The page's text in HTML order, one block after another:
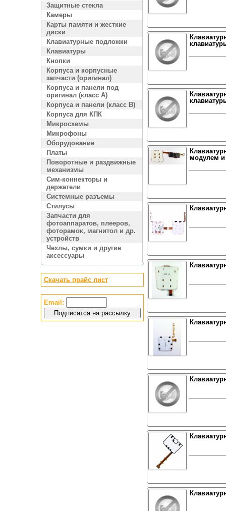
Защитные стекла
Камеры
Карты памяти и жесткие
диски
Клавиатурные подложки
Клавиатуры
Кнопки
Корпуса и корпусные
запчасти (оригинал)
Корпуса и панели под
оригинал (класс A)
Корпуса и панели (класс B)
Корпуса для КПК
Микросхемы
Микрофоны
Оборудование
Платы
Поворотные и раздвижные
механизмы
Сим-коннекторы и
держатели
Системные разъемы
Стилусы
Запчасти для
фотоаппаратов, плееров,
фоторамок, магнитол и др.
устройств
Чехлы, сумки и другие
аксессуары
Скачать прайс лист
Email:
модулем и